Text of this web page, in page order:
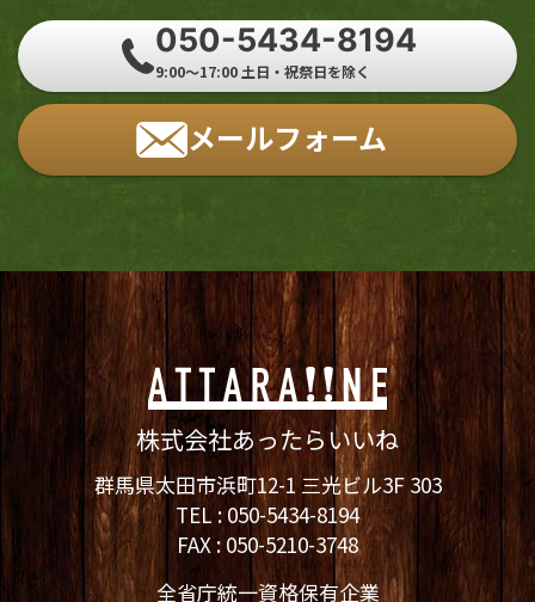
050-5434-8194
9:00～17:00 土日・祝祭日を除く
メールフォーム
株式会社あったらいいね
群馬県太田市浜町12-1 三光ビル3F 303
TEL : 050-5434-8194
FAX : 050-5210-3748
全省庁統一資格保有企業